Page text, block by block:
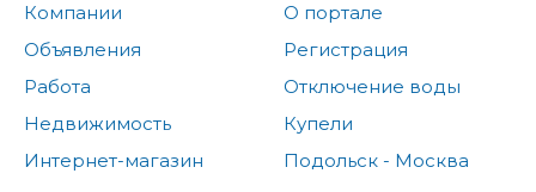
Компании
Объявления
Работа
Недвижимость
Интернет-магазин
О портале
Регистрация
Отключение воды
Купели
Подольск - Москва